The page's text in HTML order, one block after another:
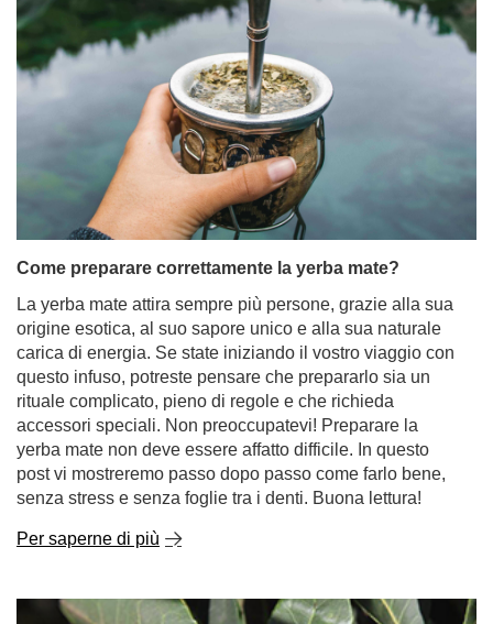
Come preparare correttamente la yerba mate?
La yerba mate attira sempre più persone, grazie alla sua
origine esotica, al suo sapore unico e alla sua naturale
carica di energia. Se state iniziando il vostro viaggio con
rituale complicato, pieno di regole e che richieda
accessori speciali. Non preoccupatevi! Preparare la
yerba mate non deve essere affatto difficile. In questo
post vi mostreremo passo dopo passo come farlo bene,
senza stress e senza foglie tra i denti. Buona lettura!
Per saperne di più